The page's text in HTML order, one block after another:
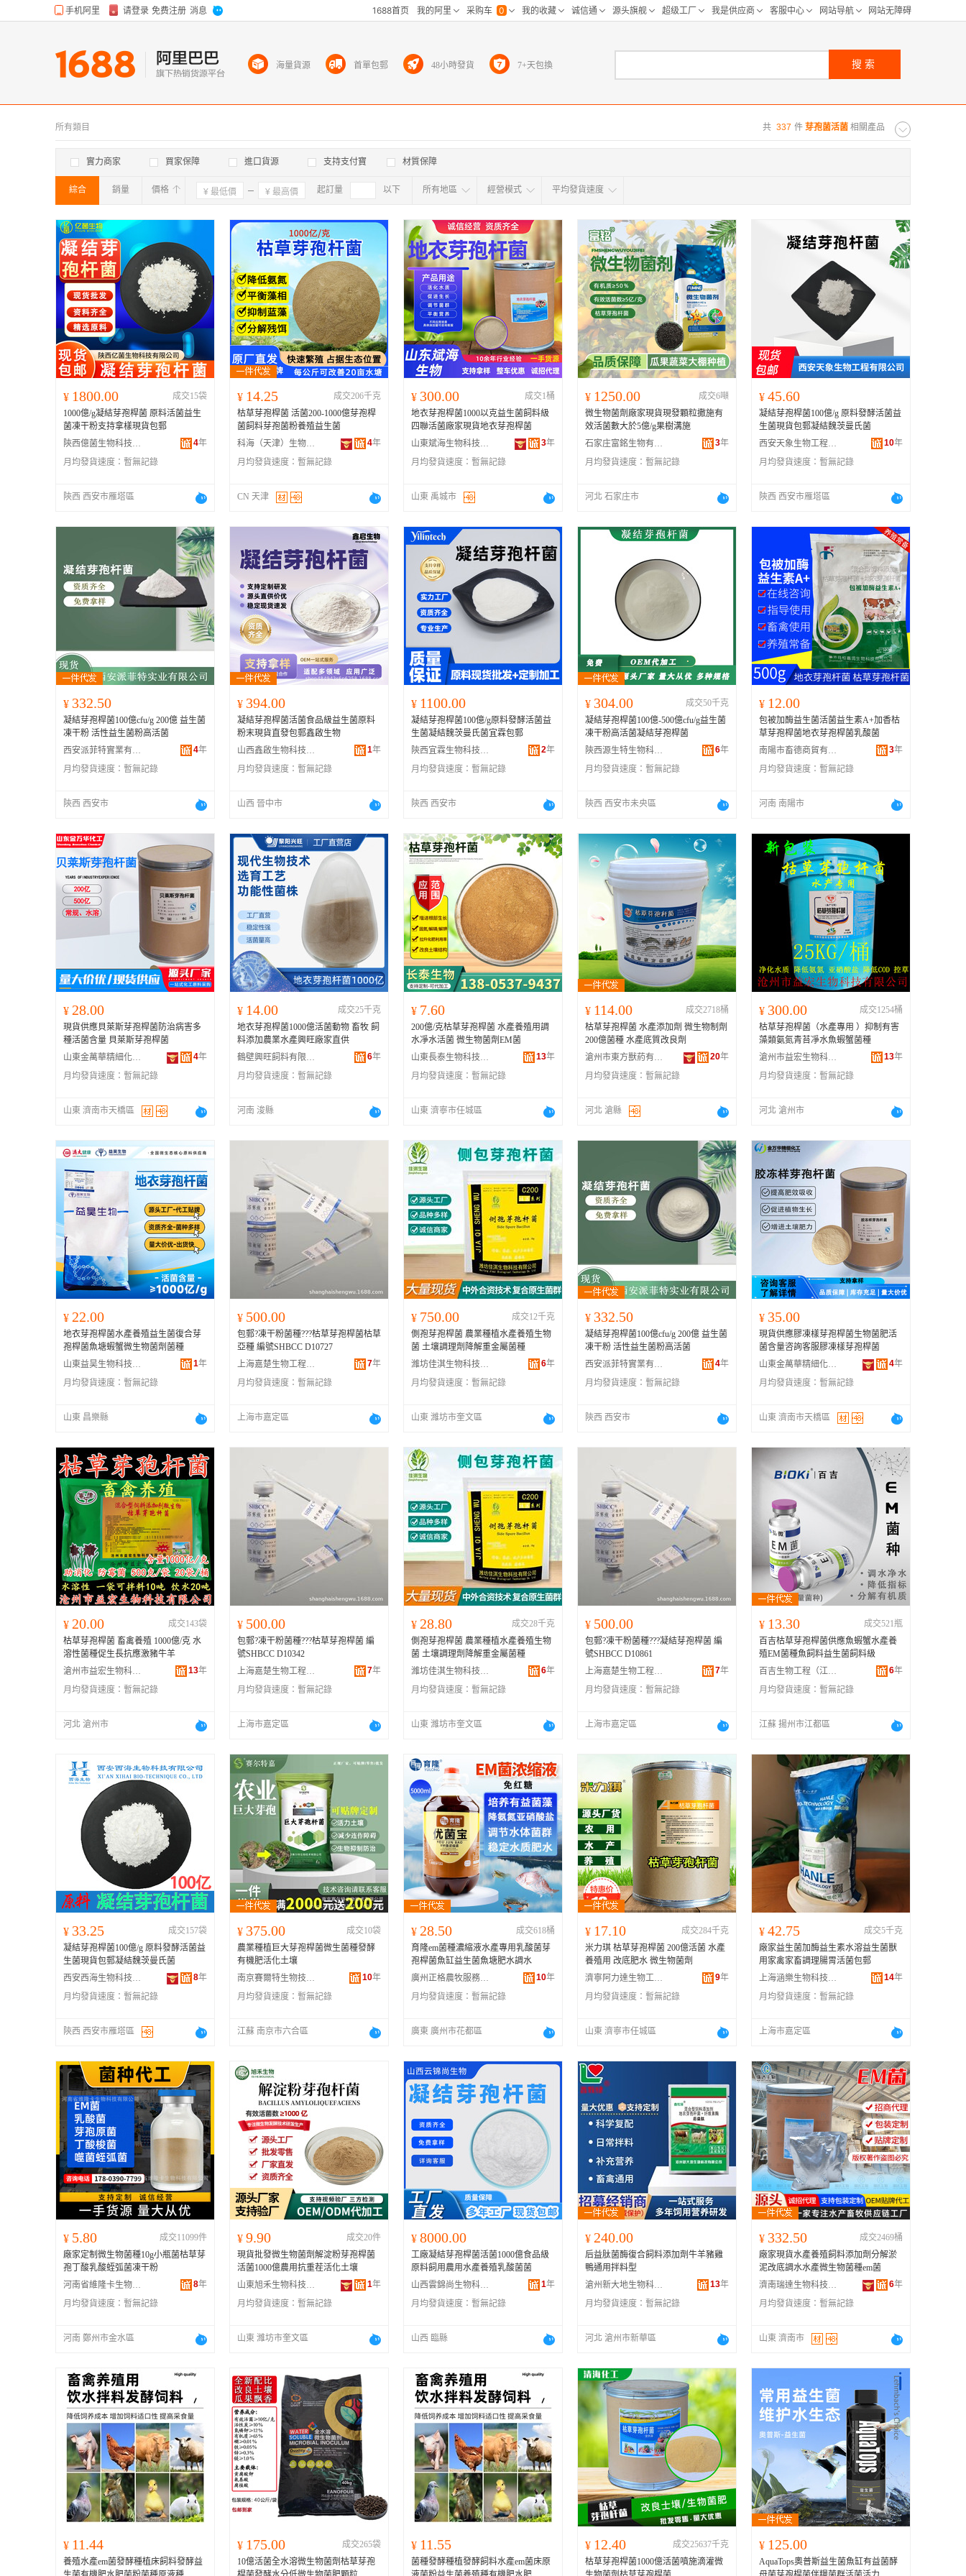
共 337 件 芽孢菌活菌 相關產品
所有類目
實力商家 買家保障 進口貨源 支持支付寶 材質保障
綜合 銷量 價格 確定 起訂量 以下
確定 所有地區
所有地区 采购距离:
江浙沪 华东区 华南区 华中区 华北区
海外 上海 天津 重庆
广东 浙江 江苏 山东 河北
河南 福建 辽宁 安徽 广西
山西 海南 内蒙古 吉林 黑龙江
青海 四川
贵州 西藏 澳门 台湾
經營模式 平均發貨速度
¥ 1800.00
成交15袋
1000億/g凝結芽孢桿菌 原料活菌益生
菌凍干粉支持拿樣現貨包郵
陝西億菌生物科技有限公司
4年
月均發貨速度： 暫無記錄
陝西 西安市雁塔區
¥ 14.25
成交206千克
枯草芽孢桿菌 活菌200-1000億芽孢桿
菌飼料芽孢菌粉養殖益生菌
科海（天津）生物科技有限公司
4年
月均發貨速度： 暫無記錄
CN 天津
¥ 300.00
成交1桶
地衣芽孢桿菌1000以克益生菌飼料級
四聯活菌廠家現貨地衣芽孢桿菌
山東斌海生物科技有限公司
3年
月均發貨速度： 暫無記錄
山東 禹城市
¥ 1250.00
成交6噸
微生物菌劑廠家現貨現發顆粒撒施有
效活菌數大於5億/g果樹溝施
石家庄富銘生物有機肥有限公司
3年
月均發貨速度： 暫無記錄
河北 石家庄市
¥ 45.60
凝結芽孢桿菌100億/g 原料發酵活菌益
生菌現貨包郵凝結魏茨曼氏菌
西安天象生物工程有限公司
10年
月均發貨速度： 暫無記錄
陝西 西安市雁塔區
¥ 332.50
凝結芽孢桿菌100億cfu/g 200億 益生菌
凍干粉 活性益生菌粉高活菌
西安派菲特實業有限公司
4年
月均發貨速度： 暫無記錄
陝西 西安市
¥ 394.00
凝結芽孢桿菌活菌食品級益生菌原料
粉末現貨直發包郵鑫啟生物
山西鑫啟生物科技有限公司
1年
月均發貨速度： 暫無記錄
山西 晉中市
¥ 1100.00
凝結芽孢桿菌100億/g原料發酵活菌益
生菌凝結魏茨曼氏菌宜霖包郵
陝西宜霖生物科技有限公司
2年
月均發貨速度： 暫無記錄
陝西 西安市
¥ 304.00
成交50千克
凝結芽孢桿菌100億-500億cfu/g益生菌
凍干粉高活菌凝結芽孢桿菌
陝西源生特生物科技有限公司
6年
月均發貨速度： 暫無記錄
陝西 西安市未央區
¥ 12.00
包被加酶益生菌活菌益生素A+加香枯
草芽孢桿菌地衣芽孢桿菌乳酸菌
南陽市畜德商貿有限公司
3年
月均發貨速度： 暫無記錄
河南 南陽市
¥ 28.00
現貨供應貝萊斯芽孢桿菌防治病害多
種活菌含量 貝萊斯芽孢桿菌
山東金萬華精細化工有限公司
4年
月均發貨速度： 暫無記錄
山東 濟南市天橋區
¥ 14.00
成交25千克
地衣芽孢桿菌1000億活菌動物 畜牧 飼
料添加農業水產興旺廠家直供
鶴壁興旺飼料有限公司
6年
月均發貨速度： 暫無記錄
河南 浚縣
¥ 7.60
200億/克枯草芽孢桿菌 水產養殖用調
水凈水活菌 微生物菌劑EM菌
山東長泰生物科技有限公司
13年
月均發貨速度： 暫無記錄
山東 濟寧市任城區
¥ 114.00
成交2718桶
枯草芽孢桿菌 水產添加劑 微生物制劑
200億菌種 水產底質改良劑
滄州市東方獸葯有限公司
20年
月均發貨速度： 暫無記錄
河北 滄縣
¥ 300.00
成交1254桶
枯草芽孢桿菌（水產專用 ）抑制有害
藻類氨氮青苔凈水魚蝦蟹菌種
滄州市益宏生物科技有限公司
13年
月均發貨速度： 暫無記錄
河北 滄州市
¥ 22.00
地衣芽孢桿菌水產養殖益生菌復合芽
孢桿菌魚塘蝦蟹微生物菌劑菌種
山東益昊生物科技有限公司
1年
月均發貨速度： 暫無記錄
山東 昌樂縣
¥ 500.00
包郵?凍干粉菌種???枯草芽孢桿菌枯草
亞種 編號SHBCC D10727
上海嘉楚生物工程有限公司
7年
月均發貨速度： 暫無記錄
上海市嘉定區
¥ 750.00
成交12千克
側孢芽孢桿菌 農業種植水產養殖生物
菌 土壤調理劑降解重金屬菌種
濰坊佳淇生物科技有限公司
6年
月均發貨速度： 暫無記錄
山東 濰坊市奎文區
¥ 332.50
凝結芽孢桿菌100億cfu/g 200億 益生菌
凍干粉 活性益生菌粉高活菌
西安派菲特實業有限公司
4年
月均發貨速度： 暫無記錄
陝西 西安市
¥ 35.00
現貨供應膠凍樣芽孢桿菌生物菌肥活
菌含量咨詢客服膠凍樣芽孢桿菌
山東金萬華精細化工有限公司
4年
月均發貨速度： 暫無記錄
山東 濟南市天橋區
¥ 20.00
成交143袋
枯草芽孢桿菌 畜禽養殖 1000億/克 水
溶性菌種促生長抗應激豬牛羊
滄州市益宏生物科技有限公司
13年
月均發貨速度： 暫無記錄
河北 滄州市
¥ 500.00
包郵?凍干粉菌種???枯草芽孢桿菌 編
號SHBCC D10342
上海嘉楚生物工程有限公司
7年
月均發貨速度： 暫無記錄
上海市嘉定區
¥ 28.80
成交28千克
側孢芽孢桿菌 農業種植水產養殖生物
菌 土壤調理劑降解重金屬菌種
濰坊佳淇生物科技有限公司
6年
月均發貨速度： 暫無記錄
山東 濰坊市奎文區
¥ 500.00
包郵?凍干粉菌種???凝結芽孢桿菌 編
號SHBCC D10861
上海嘉楚生物工程有限公司
7年
月均發貨速度： 暫無記錄
上海市嘉定區
¥ 13.30
成交521瓶
百吉枯草芽孢桿菌供應魚蝦蟹水產養
殖EM菌種魚飼料益生菌飼料級
百吉生物工程（江蘇）有限公司
6年
月均發貨速度： 暫無記錄
江蘇 揚州市江都區
¥ 33.25
成交157袋
凝結芽孢桿菌100億/g 原料發酵活菌益
生菌現貨包郵凝結魏茨曼氏菌
西安西海生物科技有限公司
8年
月均發貨速度： 暫無記錄
陝西 西安市雁塔區
¥ 375.00
成交10袋
農業種植巨大芽孢桿菌微生菌種發酵
有機肥活化土壤
南京賽爾特生物技術有限公司
10年
月均發貨速度： 暫無記錄
江蘇 南京市六合區
¥ 28.50
成交618桶
育隆em菌種濃縮液水產專用乳酸菌芽
孢桿菌魚缸益生菌魚塘肥水調水
廣州正格農牧服務有限公司
10年
月均發貨速度： 暫無記錄
廣東 廣州市花都區
¥ 17.10
成交284千克
米力琪 枯草芽孢桿菌 200億活菌 水產
養殖用 改底肥水 微生物菌劑
濟寧阿力達生物工程有限公司
9年
月均發貨速度： 暫無記錄
山東 濟寧市任城區
¥ 42.75
成交5千克
廠家益生菌加酶益生素水溶益生菌獸
用家禽家畜調理腸胃活菌包郵
上海涵樂生物科技有限公司
14年
月均發貨速度： 暫無記錄
上海市嘉定區
¥ 5.80
成交11099件
廠家定制微生物菌種10g小瓶菌枯草芽
孢丁酸乳酸蛭弧菌凍干粉
河南省維隆卡生物科技有限公司
8年
月均發貨速度： 暫無記錄
河南 鄭州市金水區
¥ 9.90
成交20件
現貨批發微生物菌劑解淀粉芽孢桿菌
活菌1000億農用抗重茬活化土壤
山東旭禾生物科技有限公司
1年
月均發貨速度： 暫無記錄
山東 濰坊市奎文區
¥ 8000.00
工廠凝結芽孢桿菌活菌1000億食品級
原料飼用農用水產養殖乳酸菌菌
山西雲錦尚生物科技有限公司
1年
月均發貨速度： 暫無記錄
山西 臨縣
¥ 240.00
后益肽菌酶復合飼料添加劑牛羊豬雞
鴨通用拌料型
滄州新大地生物科技有限公司
13年
月均發貨速度： 暫無記錄
河北 滄州市新華區
¥ 332.50
成交2469桶
廠家現貨水產養殖飼料添加劑分解淤
泥改底調水水產微生物菌種em菌
濟南瑞達生物科技有限公司
6年
月均發貨速度： 暫無記錄
山東 濟南市
¥ 11.44
養殖水產em菌發酵種植床飼料發酵益
¥ 175.00
成交265袋
10億活菌全水溶微生物菌劑枯草芽孢
¥ 11.55
菌種發酵種植發酵飼料水產em菌床原
¥ 12.40
成交25637千克
枯草芽孢桿菌1000億活菌噴施滴灌微
¥ 125.00
AquaTops奧普斯益生菌魚缸有益菌酵
海量貨源 首單包郵 48小時發貨 7+天包換 搜索